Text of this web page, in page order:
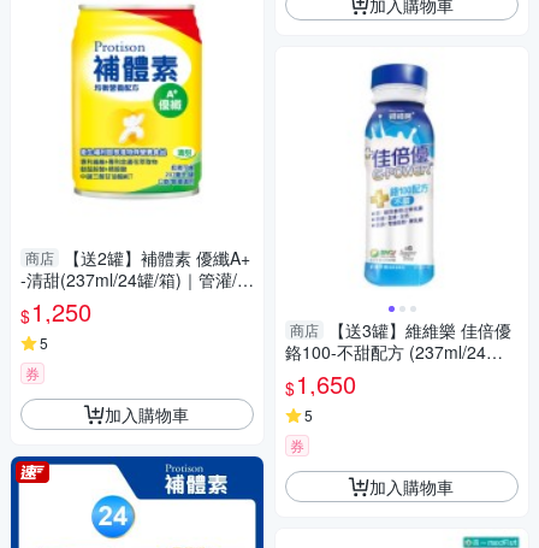
商店
【送2罐】補體素 優纖A+
-清甜(237ml/24罐/箱)｜管灌/口
飲適用【杏一】
$1,250
5
券
加入購物車
商店
【送3罐】維維樂 佳倍優
鉻100-不甜配方 (237ml/24罐/
箱)【杏一】
$1,650
5
券
加入購物車